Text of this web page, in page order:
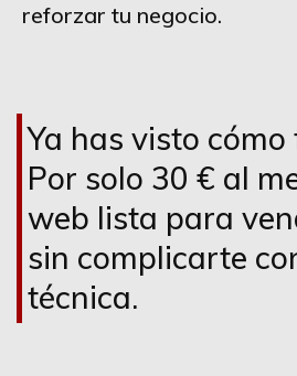
reforzar tu negocio.
Ya has visto
Por solo 30 € al
web lista para
sin complicarte
técnica.